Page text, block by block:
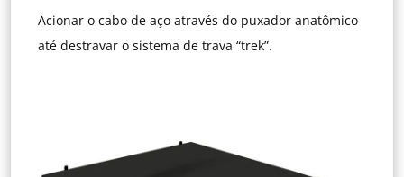
Acionar o cabo de aço através do puxador anatômico
até destravar o sistema de trava “trek”.